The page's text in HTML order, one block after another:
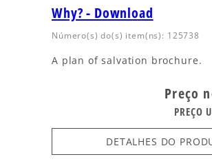
Why? - Download
Número(s) do(s) item(ns): 125738
A plan of salvation brochure.
Preço
PREÇO
DETALHES DO